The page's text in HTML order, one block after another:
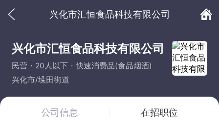
兴化市汇恒食品科技有限公司
兴化市汇恒食品科技有限公司
民营 20人以下
快速消费品(食品烟酒)
兴化市/垛田街道
公司信息 在招职位